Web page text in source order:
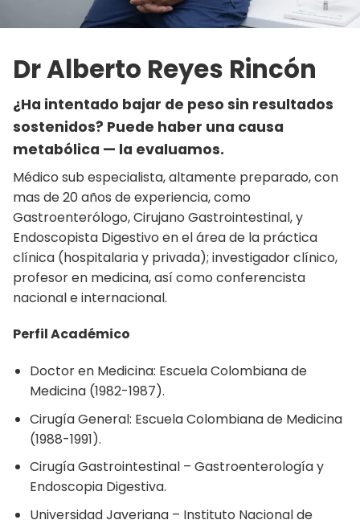
Dr Alberto Reyes Rincón
¿Ha intentado bajar de peso sin resultados
sostenidos? Puede haber una causa
metabólica — la evaluamos.
Médico sub especialista, altamente preparado, con
mas de 20 años de experiencia, como
Gastroenterólogo, Cirujano Gastrointestinal, y
Endoscopista Digestivo en el área de la práctica
clínica (hospitalaria y privada); investigador clínico,
profesor en medicina, así como conferencista
nacional e internacional.
Perfil Académico
Doctor en Medicina: Escuela Colombiana de
Medicina (1982-1987).
Cirugía General: Escuela Colombiana de Medicina
(1988-1991).
Cirugía Gastrointestinal – Gastroenterología y
Endoscopia Digestiva.
Universidad Javeriana – Instituto Nacional de